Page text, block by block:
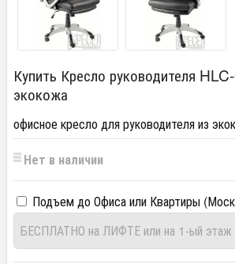
Купить Кресло руководителя
экокожа
офисное кресло для руководителя из
Нет в наличии
Подъем до Офиса или Квартиры